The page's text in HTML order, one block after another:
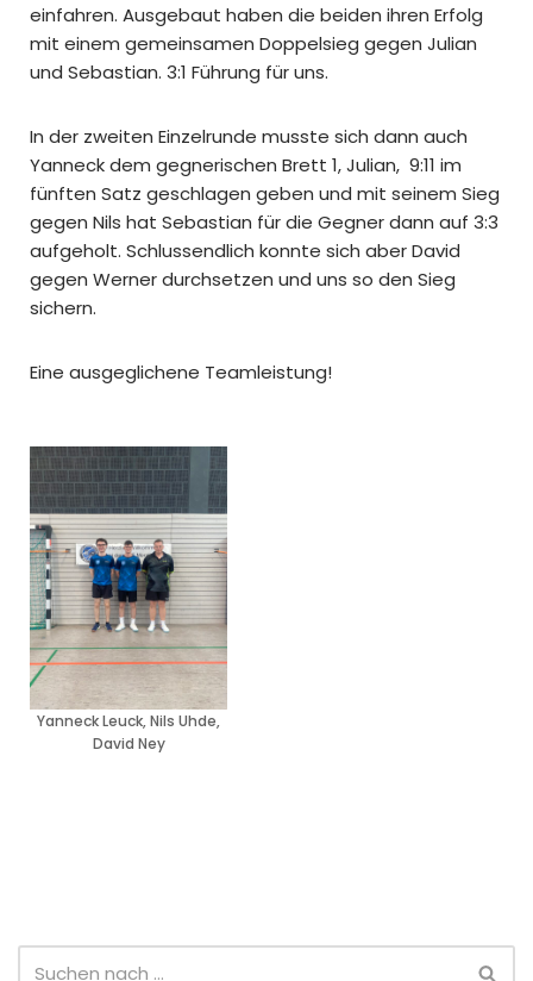
einfahren. Ausgebaut haben die beiden ihren Erfolg
mit einem gemeinsamen Doppelsieg gegen Julian
und Sebastian. 3:1 Führung für uns.
In der zweiten Einzelrunde musste sich dann auch
Yanneck dem gegnerischen Brett 1, Julian, 9:11 im
fünften Satz geschlagen geben und mit seinem Sieg
gegen Nils hat Sebastian für die Gegner dann auf 3:3
aufgeholt. Schlussendlich konnte sich aber David
gegen Werner durchsetzen und uns so den Sieg
sichern.
Eine ausgeglichene Teamleistung!
Yanneck Leuck, Nils Uhde,
David Ney